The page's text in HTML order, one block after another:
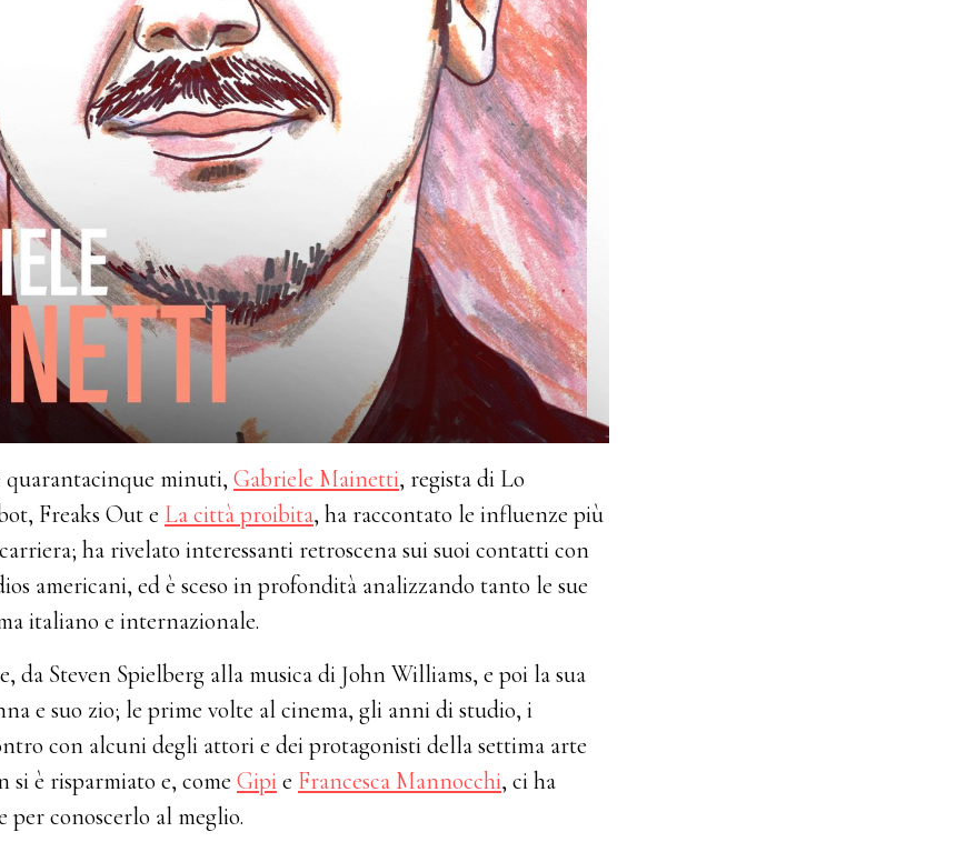
quarantacinque minuti, Gabriele Mainetti, regista di Lo
Freaks Out e La città proibita, ha raccontato le influenze più
ha rivelato interessanti retroscena sui suoi contatti con
americani, ed è sceso in profondità analizzando tanto le sue
italiano e internazionale.
da Steven Spielberg alla musica di John Williams, e poi la sua
e suo zio; le prime volte al cinema, gli anni di studio, i
con alcuni degli attori e dei protagonisti della settima arte
è risparmiato e, come Gipie Francesca Mannocchi, ci ha
per conoscerlo al meglio.